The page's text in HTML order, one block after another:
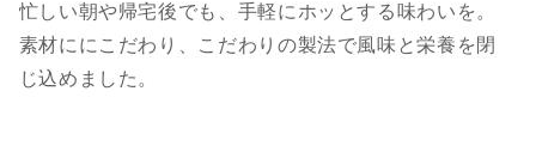
忙しい朝や帰宅後でも、手軽にホッとする味わいを。
素材ににこだわり、こだわりの製法で風味と栄養を閉
じ込めました。